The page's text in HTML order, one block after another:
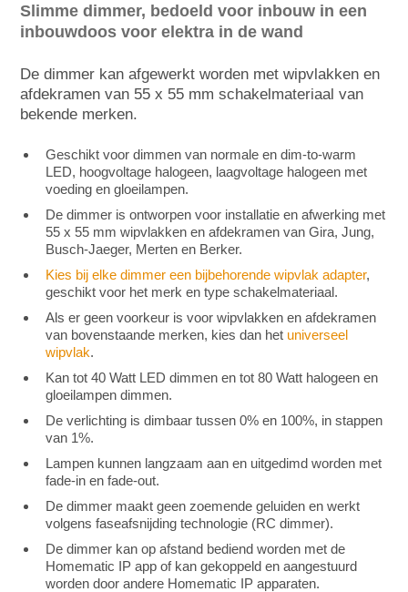
Slimme dimmer, bedoeld voor inbouw in een
inbouwdoos voor elektra in de wand
De dimmer kan afgewerkt worden met wipvlakken en
afdekramen van 55 x 55 mm schakelmateriaal van
bekende merken.
Geschikt voor dimmen van normale en dim-to-warm
LED, hoogvoltage halogeen, laagvoltage halogeen met
voeding en gloeilampen.
De dimmer is ontworpen voor installatie en afwerking met
55 x 55 mm wipvlakken en afdekramen van Gira, Jung,
Busch-Jaeger, Merten en Berker.
Kies bij elke dimmer een bijbehorende wipvlak adapter,
geschikt voor het merk en type schakelmateriaal.
Als er geen voorkeur is voor wipvlakken en afdekramen
van bovenstaande merken, kies dan het universeel
wipvlak.
Kan tot 40 Watt LED dimmen en tot 80 Watt halogeen en
gloeilampen dimmen.
De verlichting is dimbaar tussen 0% en 100%, in stappen
van 1%.
Lampen kunnen langzaam aan en uitgedimd worden met
fade-in en fade-out.
De dimmer maakt geen zoemende geluiden en werkt
volgens faseafsnijding technologie (RC dimmer).
De dimmer kan op afstand bediend worden met de
Homematic IP app of kan gekoppeld en aangestuurd
worden door andere Homematic IP apparaten.